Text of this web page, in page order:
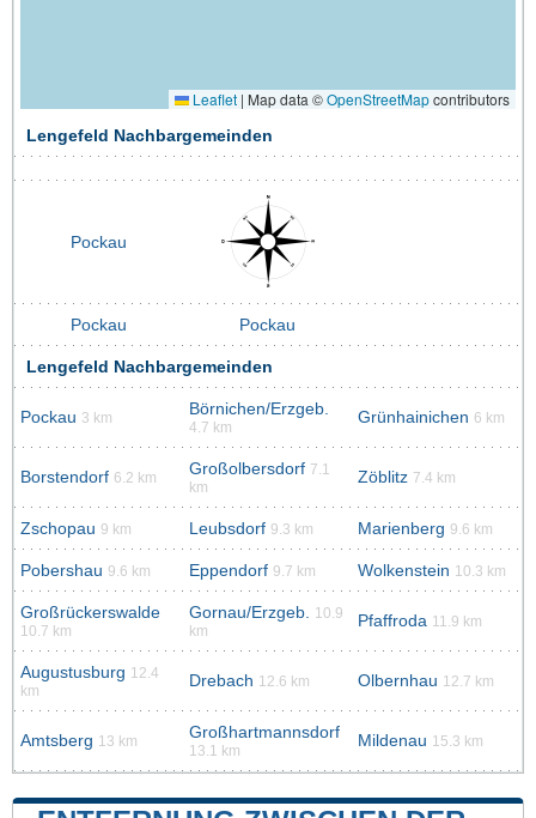
Leaflet | Map data ©OpenStreetMapcontributors
Lengefeld Nachbargemeinden
Pockau
Pockau Pockau
Lengefeld Nachbargemeinden
Pockau 3 km Börnichen/Erzgeb.
4.7 km
Grünhainichen 6 km
Borstendorf 6.2 km Großolbersdorf 7.1
km
Zöblitz 7.4 km
Zschopau 9 km Leubsdorf 9.3 km Marienberg 9.6 km
Pobershau 9.6 km Eppendorf 9.7 km Wolkenstein 10.3 km
Großrückerswalde
10.7 km
Gornau/Erzgeb. 10.9
km
Pfaffroda 11.9 km
Augustusburg 12.4
km
Drebach 12.6 km Olbernhau 12.7 km
Amtsberg 13 km Großhartmannsdorf
13.1 km
Mildenau 15.3 km